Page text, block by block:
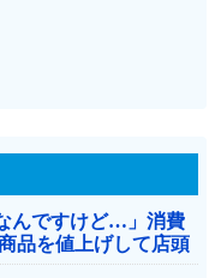
んですけど…」消費
品を値上げして店頭